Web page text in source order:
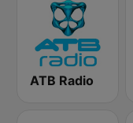
ATB Radio